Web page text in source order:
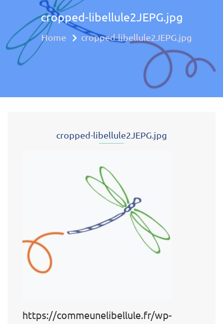
Approche
cropped-libellule2JEPG.jpg
Home cropped-libellule2JEPG.jpg
cropped-libellule2JEPG.jpg
https://commeunelibellule.fr/wp-